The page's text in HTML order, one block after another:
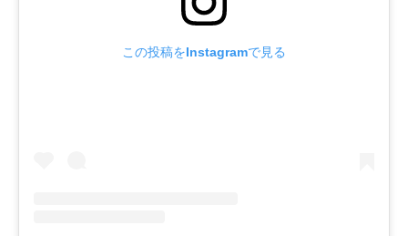
この投稿をInstagramで見る